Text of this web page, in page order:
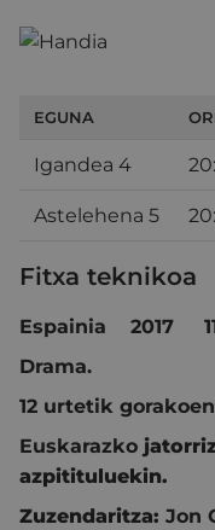
EGUNA
Igandea 4
Astelehena 5
Fitxa teknikoa
Espainia 2017
Drama.
12 urtetik
Euskarazko
azpitituluekin.
Zuzendaritza: Jon